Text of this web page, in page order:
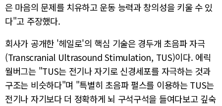
은 마음의 문제를 치유하고 운동 능력과 창의성을 키울 수 있
다"고 주장했다.
회사가 공개한 '헤일로'의 핵심 기술은 경두개 초음파 자극
(Transcranial Ultrasound Stimulation, TUS)이다. 에릭
월버그는 "TUS는 전기나 자기로 신경세포를 자극하는 것과
구조는 비슷하다"며 "특별히 초음파 펄스를 이용하는 TUS는
전기나 자기보다 더 정확하게 뇌 구석구석을 들여다보고 깊숙